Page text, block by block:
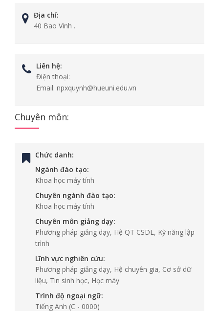
Địa chỉ:
40 Bao Vinh .
Liên hệ:
Điện thoại:
Email: npxquynh@hueuni.edu.vn
Chuyên môn:
Chức danh:
Ngành đào tạo:
Khoa học máy tính
Chuyên ngành đào tạo:
Khoa học máy tính
Chuyên môn giảng dạy:
Phương pháp giảng dạy, Hệ QT CSDL, Kỹ năng lập
trình
Lĩnh vực nghiên cứu:
Phương pháp giảng dạy, Hệ chuyên gia, Cơ sở dữ
liệu, Tin sinh học, Học máy
Trình độ ngoại ngữ:
Tiếng Anh (C - 0000)